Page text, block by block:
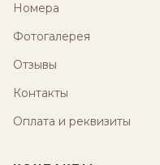
Номера
Фотогалерея
Отзывы
Контакты
Оплата и реквизиты